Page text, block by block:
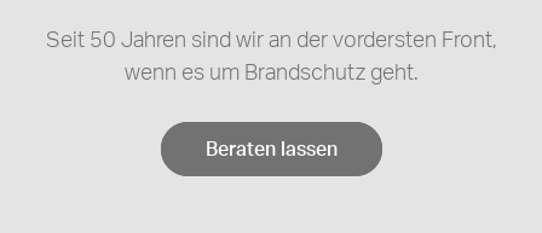
Seit 50 Jahren sind wir an der vordersten Front,
wenn es um Brandschutz geht.
Beraten lassen